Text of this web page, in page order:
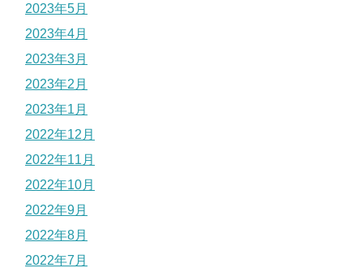
2023年5月
2023年4月
2023年3月
2023年2月
2023年1月
2022年12月
2022年11月
2022年10月
2022年9月
2022年8月
2022年7月